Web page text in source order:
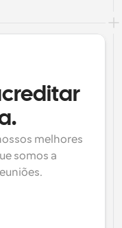
melhores
somos a